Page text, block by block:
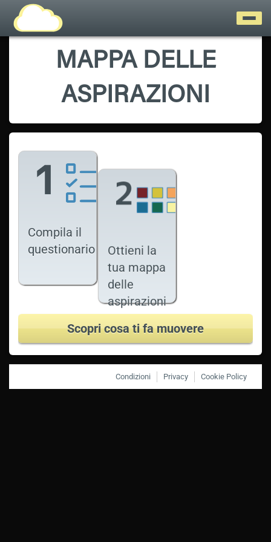
MAPPA DELLE
ASPIRAZIONI
Compila il
questionario
Ottieni la
tua mappa
delle
aspirazioni
Scopri cosa ti fa muovere
Condizioni Privacy Cookie Policy